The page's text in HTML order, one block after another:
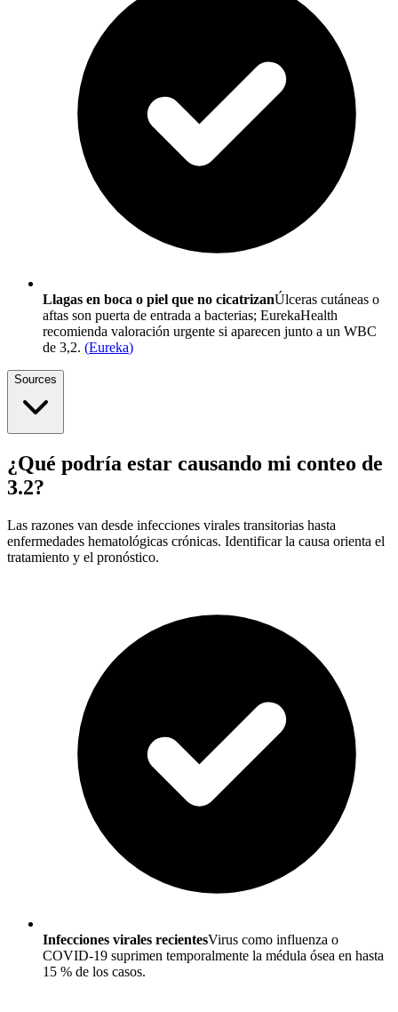
Llagas en boca o piel que no cicatrizanÚlceras cutáneas o
aftas son puerta de entrada a bacterias; EurekaHealth
recomienda valoración urgente si aparecen junto a un WBC
de 3,2. (Eureka)
Sources
¿Qué podría estar causando mi conteo de
3.2?
Las razones van desde infecciones virales transitorias hasta
enfermedades hematológicas crónicas. Identificar la causa orienta el
tratamiento y el pronóstico.
Infecciones virales recientesVirus como influenza o
COVID-19 suprimen temporalmente la médula ósea en hasta
15 % de los casos.